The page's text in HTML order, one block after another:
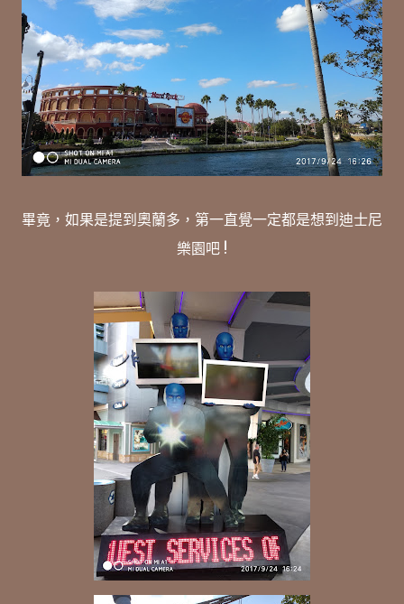
畢竟，如果是提到奧蘭多，第一直覺一定都是想到迪士尼
樂園吧 !